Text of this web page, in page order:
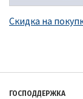
Скидка на
Подвал
ГОСПОДДЕРЖКА